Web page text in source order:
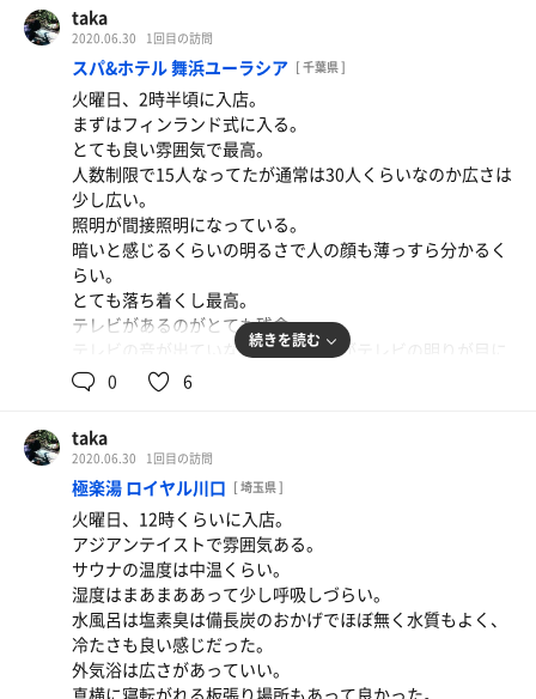
taka
2020.06.30 1回目の訪問
スパ&ホテル 舞浜ユーラシア [ 千葉県 ]
火曜日、2時半頃に入店。
まずはフィンランド式に入る。
とても良い雰囲気で最高。
人数制限で15人なってたが通常は30人くらいなのか広さは
少し広い。
照明が間接照明になっている。
暗いと感じるくらいの明るさで人の顔も薄っすら分かるく
らい。
とても落ち着くし最高。
テレビがあるのがとても残念。
テレビの音が出ていないのが救いだがテレビの明りが目に
ついてしまう。
水風呂は塩素臭がまあまあ有って残念。
冷たさは良い。
外気浴は狭いかなと感じた。
時々、潮風の香りがして癒された。
ケロサウナは80度台でじっくり汗をかけた。
室内の香りもよくテレビも無いため良かった。
続きを読む
0 6
taka
2020.06.30 1回目の訪問
極楽湯 ロイヤル川口 [ 埼玉県 ]
火曜日、12時くらいに入店。
アジアンテイストで雰囲気ある。
サウナの温度は中温くらい。
湿度はまあまああって少し呼吸しづらい。
水風呂は塩素臭は備長炭のおかげでほぼ無く水質もよく、
冷たさも良い感じだった。
外気浴は広さがあっていい。
真横に寝転がれる板張り場所もあって良かった。